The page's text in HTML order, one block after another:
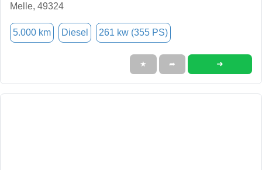
Melle, 49324
5.000 km Diesel 261 kw (355 PS)
★ ➦ ➜